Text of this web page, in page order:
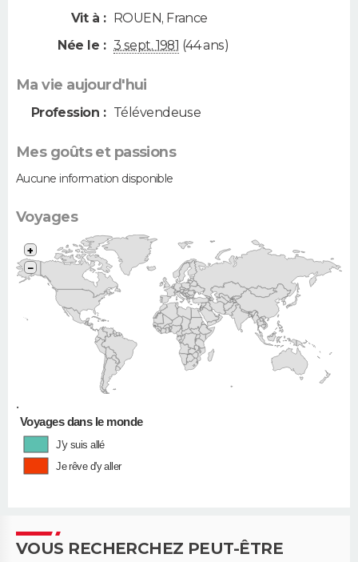
Vit à : ROUEN, France
Née le : 3 sept. 1981 (44 ans)
Ma vie aujourd'hui
Profession : Télévendeuse
Mes goûts et passions
Aucune information disponible
Voyages
•
+
−
Voyages dans le monde
J'y suis allé
Je rêve d'y aller
VOUS RECHERCHEZ PEUT-ÊTRE